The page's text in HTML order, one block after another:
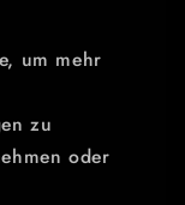
um mehr
zu
oder